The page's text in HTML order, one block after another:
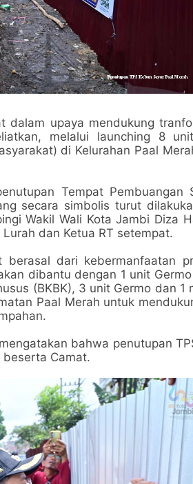
dalam upaya mendukung
melalui launching 8
di Kelurahan Paal
Tempat Pembuangan
secara simbolis turut
Wakil Wali Kota Jambi Diza
dan Ketua RT setempat.
dari kebermanfaatan
dibantu dengan 1 unit
(BKBK), 3 unit Germo dan 1
Paal Merah untuk
bahwa penutupan
beserta Camat.